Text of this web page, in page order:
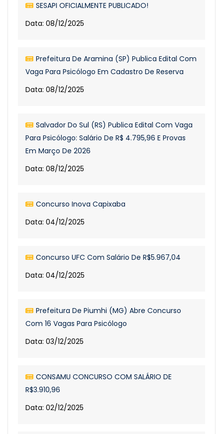
SESAPI OFICIALMENTE PUBLICADO!
Data: 08/12/2025
Prefeitura De Aramina (SP) Publica Edital Com
Vaga Para Psicólogo Em Cadastro De Reserva
Data: 08/12/2025
Salvador Do Sul (RS) Publica Edital Com Vaga
Para Psicólogo: Salário De R$ 4.795,96 E Provas
Em Março De 2026
Data: 08/12/2025
Concurso Inova Capixaba
Data: 04/12/2025
Concurso UFC Com Salário De R$5.967,04
Data: 04/12/2025
Prefeitura De Piumhi (MG) Abre Concurso
Com 16 Vagas Para Psicólogo
Data: 03/12/2025
CONSAMU CONCURSO COM SALÁRIO DE
R$3.910,96
Data: 02/12/2025